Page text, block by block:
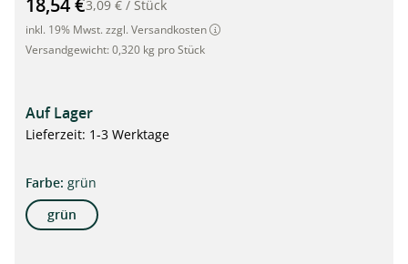
18,54 €3,09 € / Stück
inkl. 19% Mwst. zzgl. Versandkosten
Versandgewicht: 0,320 kg pro Stück
Auf Lager
Lieferzeit: 1-3 Werktage
Farbeauswählen
: grün
grün